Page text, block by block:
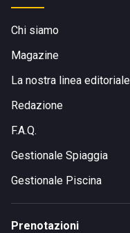
Chi siamo
Magazine
La nostra linea editoriale
Redazione
F.A.Q.
Gestionale Spiaggia
Gestionale Piscina
Prenotazioni